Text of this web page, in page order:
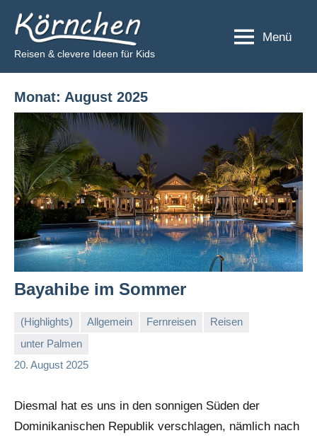
Inhalt
springen
Körnchen
Reisen & clevere Ideen für Kids
Menü
Monat: August 2025
Bayahibe im Sommer
(Highlights) Allgemein Fernreisen
Reisen
unter Palmen
20. August 2025
Diesmal hat es uns in den sonnigen Süden der
Dominikanischen Republik verschlagen, nämlich nach